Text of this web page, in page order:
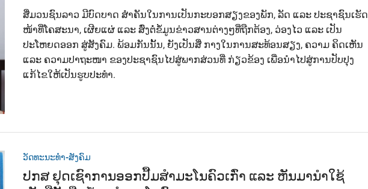
ສື່ມວນຊົນລາວ ມີບົດບາດ ສຳຄັນໃນການເປັນກະບອກສຽງຂອງພັກ, ລັດ ແລະ ປະຊາຊົນເຮັດ
ໜ້າທີ່ໂຄສະນາ, ເຜີຍແຜ່ ແລະ ສົ່ງຕໍ່ຂໍ້ມູນຂ່າວສານຕ່າງໆທີ່ຖືກຕ້ອງ, ວ່ອງໄວ ແລະ ເປັນ
ປະໂຫຍດອອກ ສູ່ສັງຄົມ. ພ້ອມກັນນັ້ນ, ຍັງເປັນສື່ ກາງໃນການສະທ້ອນສຽງ, ຄວາມ ຄິດເຫັນ
ແລະ ຄວາມປາຖະໜາ ຂອງປະຊາຊົນໄປສູ່ພາກສ່ວນທີ່ ກ່ຽວຂ້ອງ ເພື່ອນຳໄປສູ່ການປັບປຸງ
ແກ້ໄຂໃຫ້ເປັນຮູບປະທຳ.
ວັດທະນະທຳ-ສັງຄົມ
ປກສ ຢຸດເຊົາການອອກປື້ມສຳມະໂນຄົວເກົ່າ ແລະ ຫັນມານຳໃຊ້